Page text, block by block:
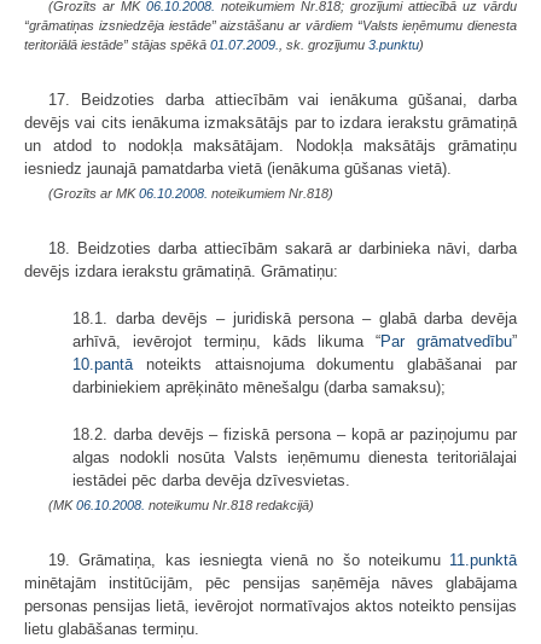
(Grozīts ar MK 06.10.2008.
noteikumiem Nr.818; grozījumi attiecībā uz vārdu
“grāmatiņas izsniedzēja iestāde” aizstāšanu ar vārdiem “Valsts ieņēmumu dienesta
teritoriālā iestāde” stājas spēkā 01.07.2009. , sk. grozījumu 3.punktu)
17. Beidzoties darba attiecībām vai ienākuma gūšanai, darba
devējs vai cits ienākuma izmaksātājs par to izdara ierakstu grāmatiņā
un atdod to nodokļa maksātājam. Nodokļa maksātājs grāmatiņu
iesniedz jaunajā pamatdarba vietā (ienākuma gūšanas vietā).
(Grozīts ar MK06.10.2008. noteikumiem Nr.818)
18. Beidzoties darba attiecībām sakarā ar darbinieka nāvi, darba
devējs izdara ierakstu grāmatiņā. Grāmatiņu:
18.1. darba devējs – juridiskā persona – glabā darba devēja
arhīvā, ievērojot termiņu, kāds likuma “Par grāmatvedību”
10.pantānoteikts attaisnojuma dokumentu glabāšanai par
darbiniekiem aprēķināto mēnešalgu (darba samaksu);
18.2. darba devējs – fiziskā persona – kopā ar paziņojumu par
algas nodokli nosūta Valsts ieņēmumu dienesta teritoriālajai
iestādei pēc darba devēja dzīvesvietas.
(MK06.10.2008. noteikumu Nr.818 redakcijā)
19. Grāmatiņa, kas iesniegta vienā no šo noteikumu 11.punktā
minētajām institūcijām, pēc pensijas saņēmēja nāves glabājama
personas pensijas lietā, ievērojot normatīvajos aktos noteikto pensijas
lietu glabāšanas termiņu.